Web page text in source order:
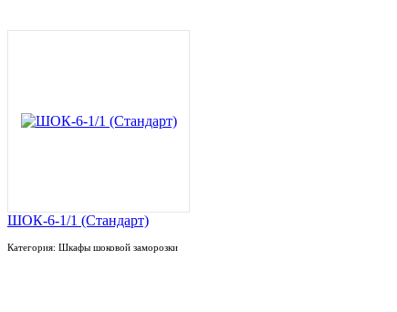
ШОК-6-1/1 (Стандарт)
Категория: Шкафы шоковой заморозки